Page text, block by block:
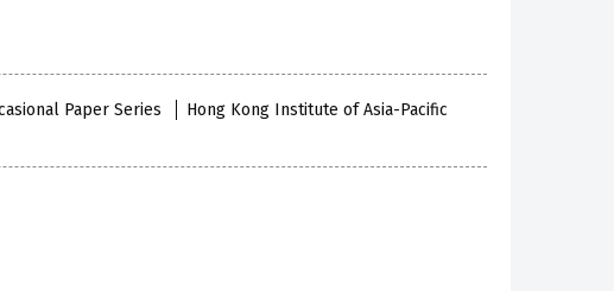
Paper Series
Hong Kong Institute of Asia-Pacific